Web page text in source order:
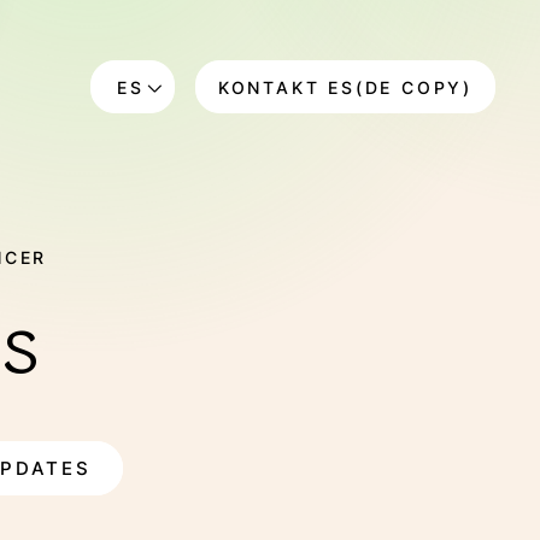
EXPERIENCES ES (EN
KONTAKT ES(DE COPY)
ES
EN DE